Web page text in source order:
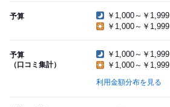
予算
￥1,000～￥1,999
￥1,000～￥1,999
予算
（口コミ集計）
￥1,000～￥1,999
￥1,000～￥1,999
利用金額分布を見る